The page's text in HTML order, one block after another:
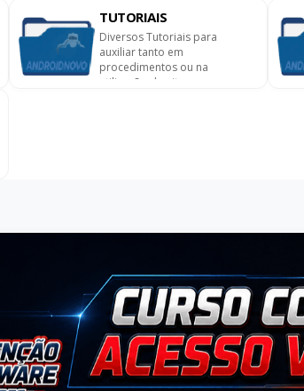
TUTORIAIS
Diversos Tutoriais para
auxiliar tanto em
procedimentos ou na
utilização do site.